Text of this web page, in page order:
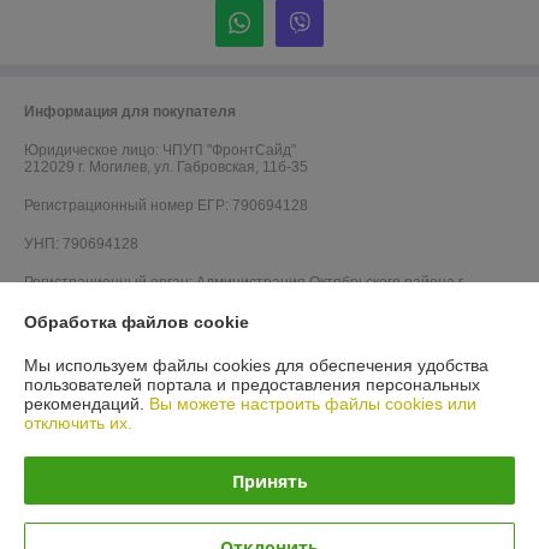
Информация для покупателя
Юридическое лицо: ЧПУП "ФронтСайд"
212029 г. Могилев, ул. Габровская, 11б-35
Регистрационный номер ЕГР: 790694128
УНП: 790694128
Регистрационный орган: Администрация Октябрьского района г.
Дата регистрации компании: 21.05.2010
Ссылка на свидетельство/лицензию
Ссылка на свидетельство/лицензию
Ссылка на свидетельство/лицензию
Ссылка на свидетельство/лицензию
Обработка файлов cookie
Мы используем файлы cookies для обеспечения удобства
пользователей портала и предоставления персональных
рекомендаций. Вы можете настроить файлы cookies или
отключить их.
Принять